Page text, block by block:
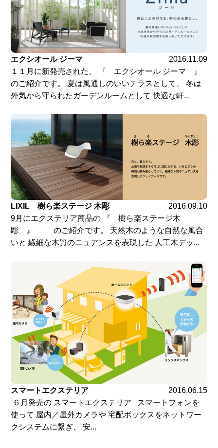
エクシオール ジーマ
2016.11.09
１１月に新発売された、 『 エクシオール ジーマ 』
のご紹介です。 夏は風通しのいいテラスとして、 冬は
外気から守られたガーデンルームとして 快適な軒...
LIXIL 樹ら楽ステージ 木彫
2016.09.10
9月にエクステリア商品の 『 樹ら楽ステージ木
彫 』 のご紹介です。 天然木のような自然な風合
いと 繊細な木質のニュアンスを表現した 人工木デッ...
スマートエクステリア
2016.06.15
６月発売の スマートエクステリア スマートフォンを
使って 屋内／屋外カメラや 宅配ボックスをネットワー
クシステムに繋ぎ、 安...